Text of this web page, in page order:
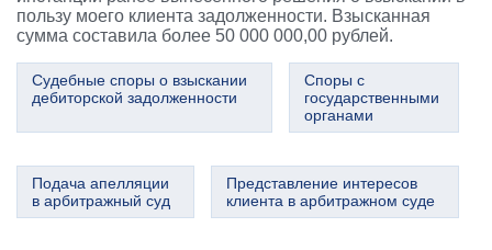
пользу моего клиента задолженности. Взысканная
сумма составила более 50 000 000,00 рублей.
Судебные споры о взыскании
дебиторской задолженности
Споры с
государственными
органами
Подача апелляции
в арбитражный суд
Представление интересов
клиента в арбитражном суде